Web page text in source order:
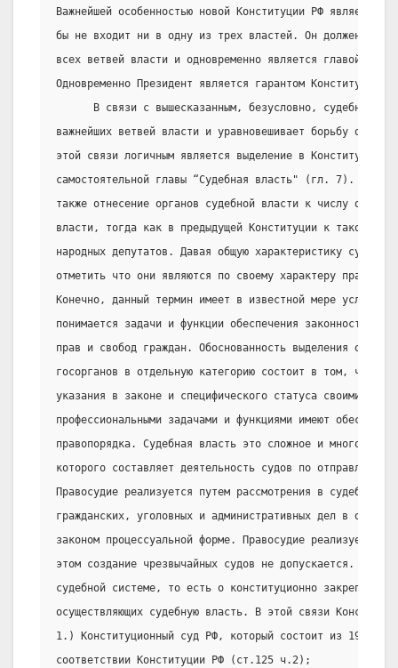
Важнейшей особенностью новой Конституции РФ является
бы не входит ни в одну из трех властей. Он должен
всех ветвей власти и одновременно является главой
Одновременно Президент является гарантом Конституции
В связи с вышесказанным, безусловно, судебная
важнейших ветвей власти и уравновешивает борьбу
этой связи логичным является выделение в Конституции
самостоятельной главы “Судебная власть" (гл. 7). Новым
также отнесение органов судебной власти к числу
власти, тогда как в предыдущей Конституции к таковым
народных депутатов. Давая общую характеристику
отметить что они являются по своему характеру
Конечно, данный термин имеет в известной мере
понимается задачи и функции обеспечения законности и
прав и свобод граждан. Обоснованность выделения
госорганов в отдельную категорию состоит в том, что
указания в законе и специфического статуса своими
профессиональными задачами и функциями имеют
правопорядка. Судебная власть это сложное и
которого составляет деятельность судов по отправлению
Правосудие реализуется путем рассмотрения в судебных
гражданских, уголовных и административных дел в
законом процессуальной форме. Правосудие реализуется
этом создание чрезвычайных судов не допускается.
судебной системе, то есть о конституционно
осуществляющих судебную власть. В этой связи
1.) Конституционный суд РФ, который состоит из 19
соответствии Конституции РФ (ст.125 ч.2);